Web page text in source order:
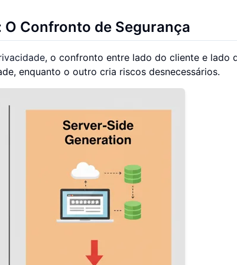
Confronto de Segurança
, o confronto entre lado do cliente e lado
enquanto o outro cria riscos desnecessários.